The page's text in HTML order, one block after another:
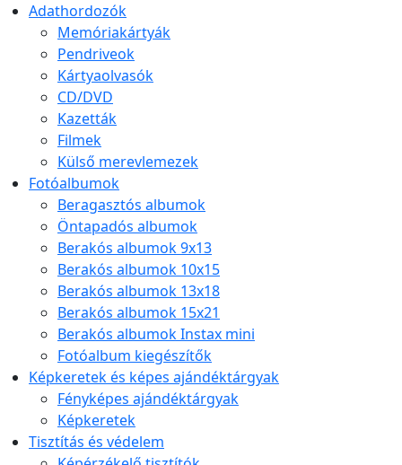
Adathordozók
Memóriakártyák
Pendriveok
Kártyaolvasók
CD/DVD
Kazetták
Filmek
Külső merevlemezek
Fotóalbumok
Beragasztós albumok
Öntapadós albumok
Berakós albumok 9x13
Berakós albumok 10x15
Berakós albumok 13x18
Berakós albumok 15x21
Berakós albumok Instax mini
Fotóalbum kiegészítők
Képkeretek és képes ajándéktárgyak
Fényképes ajándéktárgyak
Képkeretek
Tisztítás és védelem